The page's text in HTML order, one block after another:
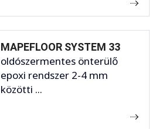
MAPEFLOOR SYSTEM 33
oldószermentes önterülő
epoxi rendszer 2-4 mm
közötti ...